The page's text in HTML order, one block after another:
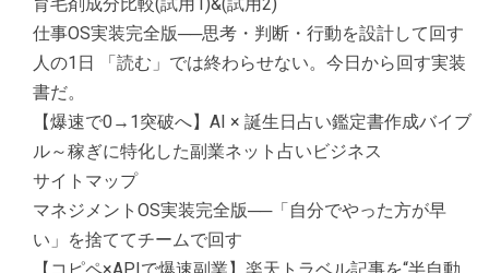
仕事OS実装完全版──思考・判断・行動を設計して回す
人の1日 「読む」では終わらせない。今日から回す実装
書だ。
【爆速で0→1突破へ】AI × 誕生日占い鑑定書作成バイブ
ル～稼ぎに特化した副業ネット占いビジネス
サイトマップ
マネジメントOS実装完全版──「自分でやった方が早
い」を捨ててチームで回す